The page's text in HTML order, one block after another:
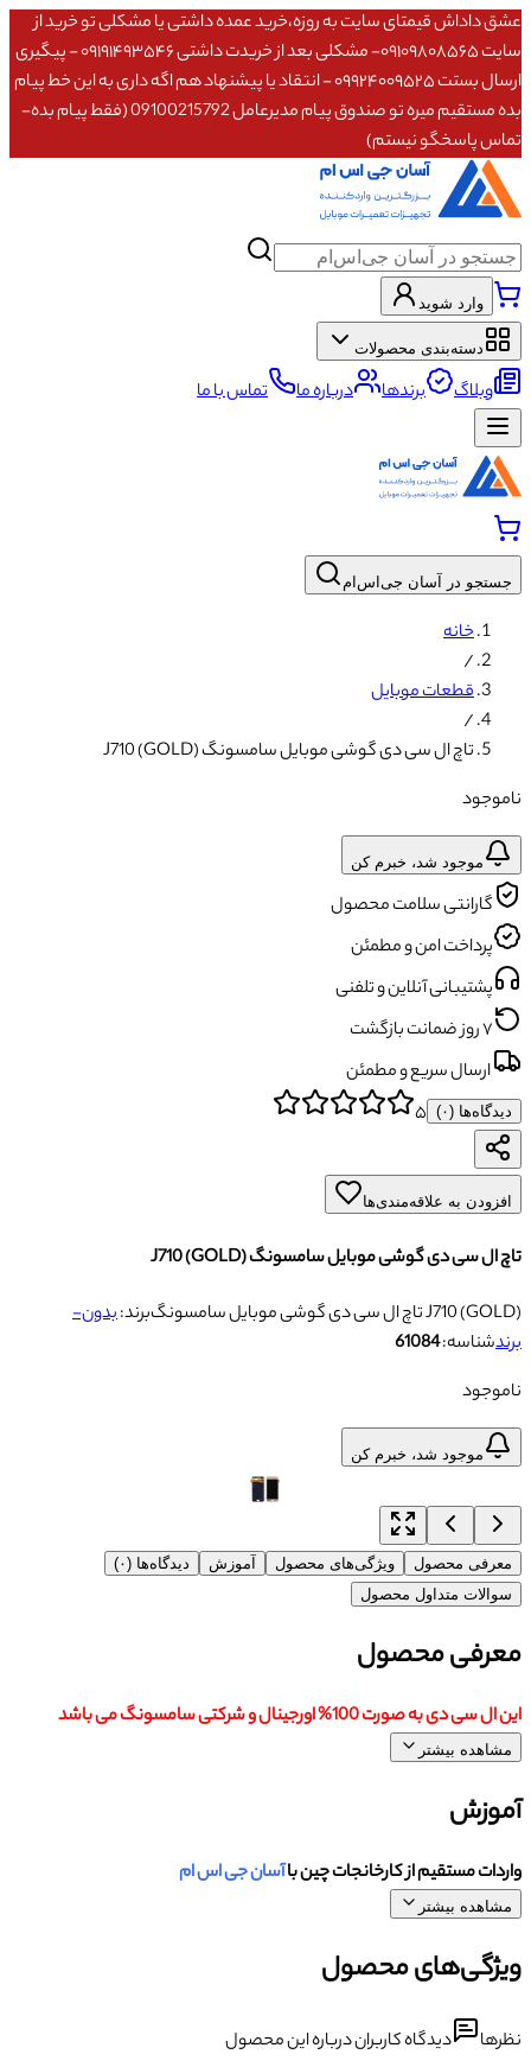
عشق داداش قیمتای سایت به روزه،خرید عمده داشتی یا مشکلی تو خرید از
سایت ۰۹۱۰۹۸۰۸۵۶۵- مشکلی بعد از خریدت داشتی ۰۹۱۹۱۴۹۳۵۴۶ - پیگیری
ارسال بستت ۰۹۹۲۴۰۰۹۵۲۵ - انتقاد یا پیشنهاد هم اگه داری به این خط پیام
بده مستقیم میره تو صندوق پیام مدیرعامل 09100215792 (فقط پیام بده-
تماس پاسخگو نیستم)
وارد شوید
دسته‌بندی محصولات
وبلاگ برندها درباره ما تماس با ما
جستجو در آسان جی‌اس‌ام
خانه
/
قطعات موبایل
/
تاچ ال سی دی گوشی موبایل سامسونگ J710 (GOLD)
ناموجود
موجود شد، خبرم کن
گارانتی سلامت محصول
پرداخت امن و مطمئن
پشتیبانی آنلاین و تلفنی
۷ روز ضمانت بازگشت
ارسال سریع و مطمئن
دیدگاه‌ها (۰) ۵
افزودن به علاقه‌مندی‌ها
تاچ ال سی دی گوشی موبایل سامسونگ J710 (GOLD)
تاچ ال سی دی گوشی موبایل سامسونگ J710 (GOLD)
برند:بدون-
برندشناسه:61084
ناموجود
موجود شد، خبرم کن
معرفی محصول ویژگی‌های محصول آموزش
دیدگاه‌ها (۰)
سوالات متداول محصول
معرفی محصول
این ال سی دی به صورت 100% اورجینال و شرکتی سامسونگ می باشد
مشاهده بیشتر
آموزش
واردات مستقیم از کارخانجات چین باآسان جی اس ام
مشاهده بیشتر
ویژگی‌های محصول
نظرها دیدگاه کاربران درباره این محصول